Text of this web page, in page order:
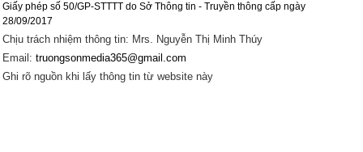
Giấy phép số 50/GP-STTTT do Sở Thông tin - Truyền thông cấp ngày
28/09/2017
Chịu trách nhiệm thông tin: Mrs. Nguyễn Thị Minh Thúy
Email: truongsonmedia365@gmail.com
Ghi rõ nguồn khi lấy thông tin từ website này